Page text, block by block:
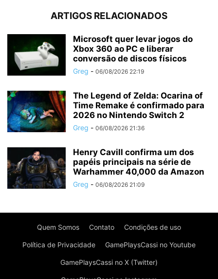
ARTIGOS RELACIONADOS
Microsoft quer levar jogos do
Xbox 360 ao PC e liberar
conversão de discos físicos
Greg - 06/08/2026 22:19
The Legend of Zelda: Ocarina of
Time Remake é confirmado para
2026 no Nintendo Switch 2
Greg - 06/08/2026 21:36
Henry Cavill confirma um dos
papéis principais na série de
Warhammer 40,000 da Amazon
Greg - 06/08/2026 21:09
Quem Somos Contato Condições de uso
Política de Privacidade GamePlaysCassi no Youtube
GamePlaysCassi no X (Twitter)